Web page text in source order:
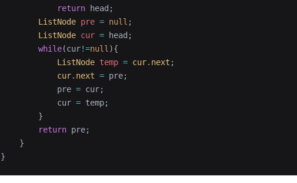
            return
head;
        ListNode
pre = null ;
        ListNode
cur = head;
        while
(cur!=null ){
            ListNode
temp = cur. next ;
            cur
. next = pre;
            pre
= cur;
            cur
= temp;
        }
        return
pre;
    }
}